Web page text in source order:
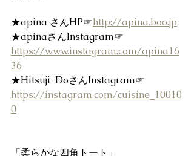
★apina さんHP☞http://apina.boo.jp
★apinaさんInstagram☞
https://www.instagram.com/apina16
36
★Hitsuji-DoさんInstagram☞
https://instagram.com/cuisine_10010
0
「柔らかな四角トート」